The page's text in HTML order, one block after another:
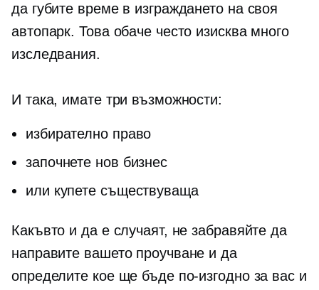
да губите време в изграждането на своя
автопарк. Това обаче често изисква много
изследвания.
И така, имате три възможности:
избирателно право
започнете нов бизнес
или купете съществуваща
Какъвто и да е случаят, не забравяйте да
направите вашето проучване и да
определите кое ще бъде по-изгодно за вас и